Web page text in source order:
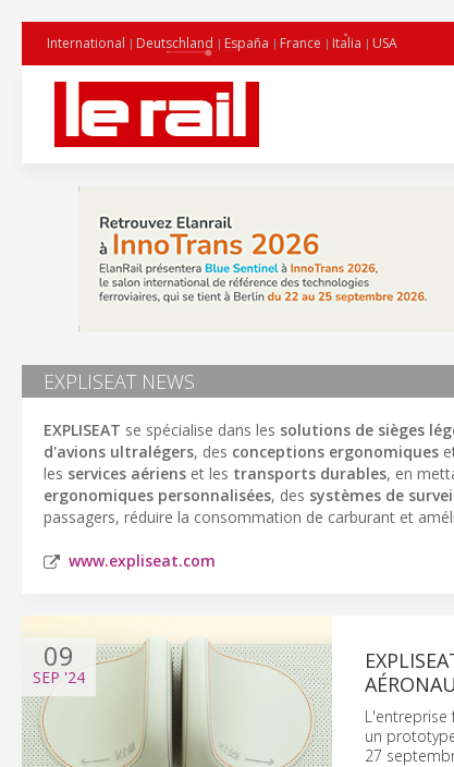
International Deutschland España France Italia USA
EXPLISEAT NEWS
EXPLISEAT se spécialise dans les solutions de sièges
d'avions ultralégers, des conceptions ergonomiques
les services aériens et les transports durables, en
ergonomiques personnalisées, des systèmes de
passagers, réduire la consommation de carburant et
www.expliseat.com
09
SEP '24
L'entreprise
un
27